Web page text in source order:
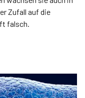
Zufall auf die
falsch.